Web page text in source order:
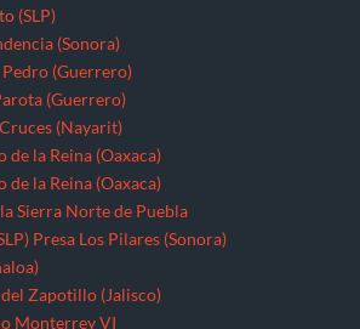
(SLP)
(Sonora)
(Guerrero)
(Guerrero)
(Nayarit)
la Reina (Oaxaca)
la Reina (Oaxaca)
Sierra Norte de Puebla
Presa Los Pilares (Sonora)
Zapotillo (Jalisco)
Monterrey VI